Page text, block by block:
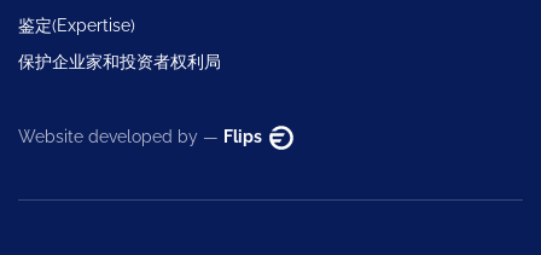
鉴定(Expertise)
保护企业家和投资者权利局
Website developed by — Flips